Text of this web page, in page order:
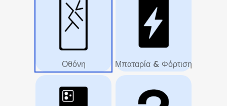
Οθόνη Μπαταρία & Φόρτιση